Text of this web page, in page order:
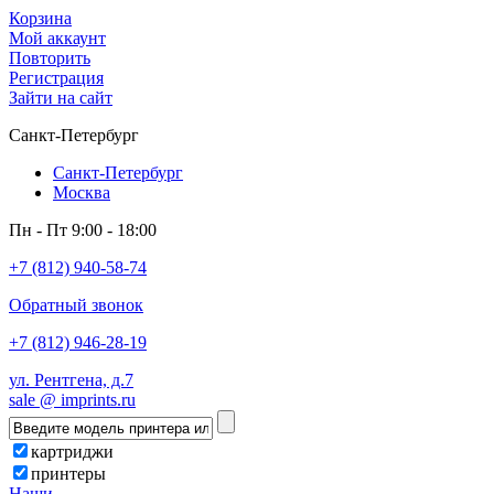
Корзина
Мой аккаунт
Повторить
Регистрация
Зайти на сайт
Санкт-Петербург
Санкт-Петербург
Москва
Пн - Пт 9:00 - 18:00
+7 (812) 940-58-74
Обратный звонок
+7 (812) 946-28-19
ул. Рентгена, д.7
sale @ imprints.ru
картриджи
принтеры